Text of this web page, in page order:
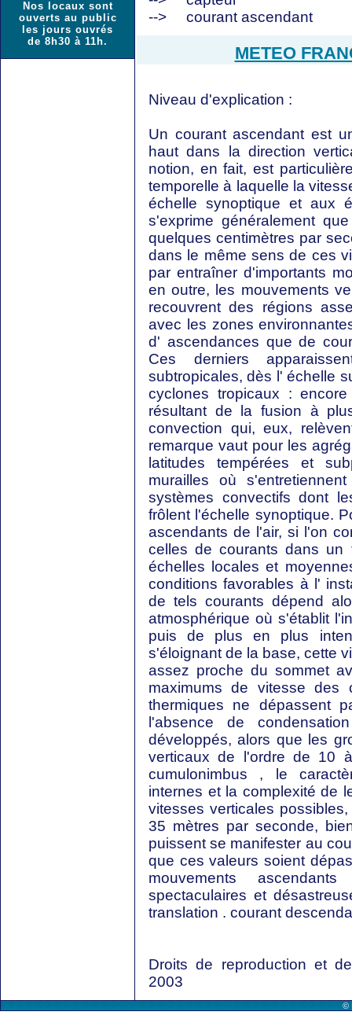
Nos locaux sont
ouverts au public
les jours ouvrés
de 8h30 à 11h.
-->
courant ascendant
METEO
Niveau d'explication :
Un courant ascendant est
haut dans la direction
notion, en fait, est
temporelle à laquelle la
échelle synoptique et aux
s'exprime généralement
quelques centimètres par
dans le même sens de ces
par entraîner d'importants
en outre, les mouvements
recouvrent des régions
avec les zones
d' ascendances que de
Ces derniers
subtropicales, dès l' échelle
cyclones tropicaux :
résultant de la fusion à
convection qui, eux,
remarque vaut pour les
latitudes tempérées et
murailles où
systèmes convectifs dont
frôlent l'échelle synoptique.
ascendants de l'air, si l'on
celles de courants dans un
échelles locales et
conditions favorables à l'
de tels courants dépend
atmosphérique où s'établit
puis de plus en plus
s'éloignant de la base, cette
assez proche du sommet
maximums de vitesse des
thermiques ne dépassent
l'absence de
développés, alors que les
verticaux de l'ordre de 10
cumulonimbus , le
internes et la complexité de
vitesses verticales
35 mètres par seconde,
puissent se manifester au
que ces valeurs soient
mouvements
spectaculaires et
translation . courant
Droits de reproduction et
2003
©